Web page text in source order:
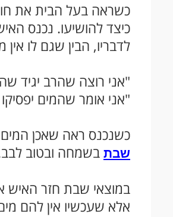
כשראה בעל הבית את
כיצד להושיעו. נכנס
לדבריו, הבין שגם לו
"אני רוצה שהרב יגיד
"אני אומר שהמים
כשנכנס ראה שאכן המים
שבת בשמחה ובטוב
במוצאי שבת חזר האיש
אלא שעכשיו אין להם